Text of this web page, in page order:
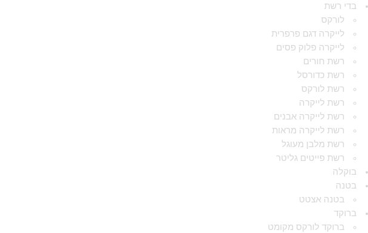
בדי רשת
לורקס
לייקרה דגם פרפרית
לייקרה פלוק פסים
רשת חורים
רשת כדורסל
רשת לורקס
רשת לייקרה
רשת לייקרה אבנים
רשת לייקרה מראות
רשת מלבן מעוגל
רשת פייטים גליטר
בוקלה
בטנה
בטנה אצטט
ברוקד
ברוקד לורקס מקומט